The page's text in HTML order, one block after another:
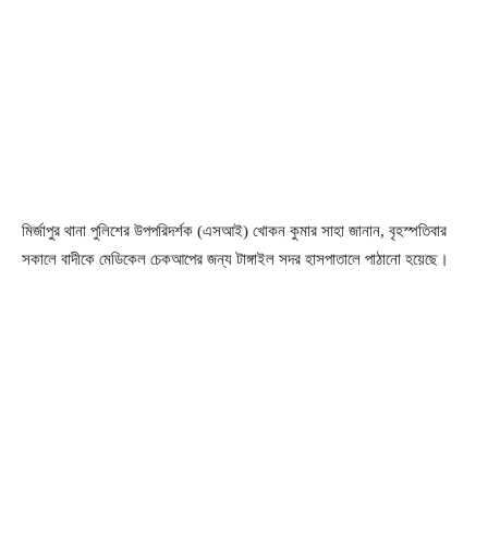
মির্জাপুর থানা পুলিশের উপপরিদর্শক (এসআই) খোকন কুমার সাহা জানান, বৃহস্পতিবার
সকালে বাদীকে মেডিকেল চেকআপের জন্য টাঙ্গাইল সদর হাসপাতালে পাঠানো হয়েছে।